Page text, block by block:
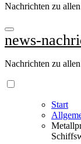
Nachrichten zu
news-
Nachrichten zu
Start